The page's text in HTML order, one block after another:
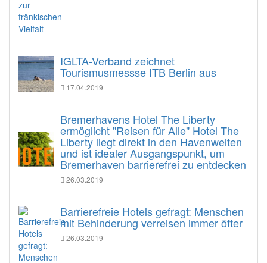
IGLTA-Verband zeichnet
Tourismusmessse ITB Berlin aus
17.04.2019
Bremerhavens Hotel The Liberty
ermöglicht "Reisen für Alle" Hotel The
Liberty liegt direkt in den Havenwelten
und ist idealer Ausgangspunkt, um
Bremerhaven barrierefrei zu entdecken
26.03.2019
Barrierefreie Hotels gefragt: Menschen
mit Behinderung verreisen immer öfter
26.03.2019